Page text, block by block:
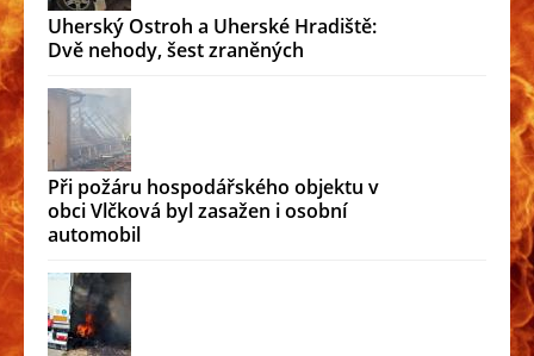
Uherský Ostroh a Uherské Hradiště:
Dvě nehody, šest zraněných
Při požáru hospodářského objektu v
obci Vlčková byl zasažen i osobní
automobil